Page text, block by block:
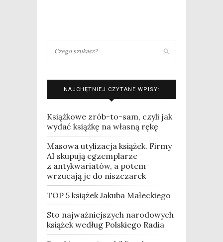
NAJCHĘTNIEJ CZYTANE WPISY:
Książkowe zrób-to-sam, czyli jak
wydać książkę na własną rękę
Masowa utylizacja książek. Firmy
AI skupują egzemplarze
z antykwariatów, a potem
wrzucają je do niszczarek
TOP 5 książek Jakuba Małeckiego
Sto najważniejszych narodowych
książek według Polskiego Radia